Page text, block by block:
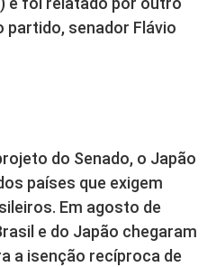
senador Flávio
do Senado, o Japão
países que exigem
Em agosto de
e do Japão chegaram
a isenção recíproca de